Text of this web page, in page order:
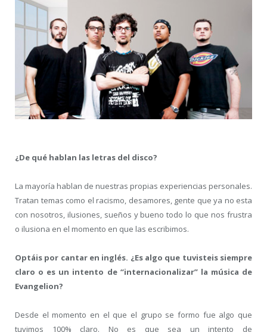
¿De qué hablan las letras del disco?
La mayoría hablan de nuestras propias experiencias personales.
Tratan temas como el racismo, desamores, gente que ya no esta
con nosotros, ilusiones, sueños y bueno todo lo que nos frustra
o ilusiona en el momento en que las escribimos.
Optáis por cantar en inglés. ¿Es algo que tuvisteis siempre
claro o es un intento de “internacionalizar” la música de
Evangelion?
Desde el momento en el que el grupo se formo fue algo que
tuvimos 100% claro. No es que sea un intento de